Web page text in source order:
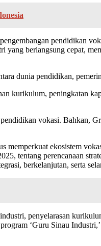
pendidikan
berlangsung cepat,
dunia pendidikan,
kurikulum, peningkatan
vokasi. Bahkan,
ekosistem
tentang perencanaan
berkelanjutan, serta
penyelarasan
‘Guru Sinau